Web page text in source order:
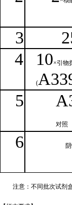
3
4 10×引物
(A
5 A
对照
6
注意：不同批次试剂